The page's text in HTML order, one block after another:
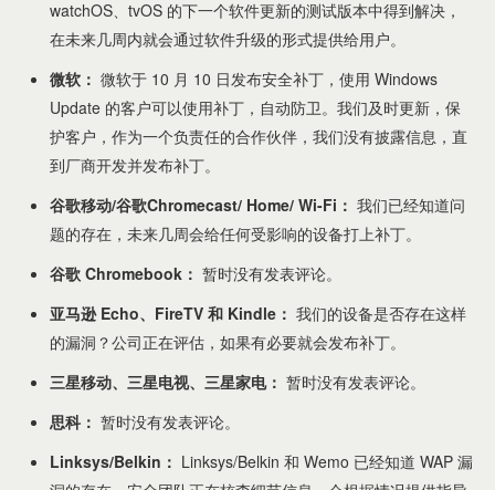
watchOS、tvOS 的下一个软件更新的测试版本中得到解决，
在未来几周内就会通过软件升级的形式提供给用户。
微软： 微软于 10 月 10 日发布安全补丁，使用 Windows
Update 的客户可以使用补丁，自动防卫。我们及时更新，保
护客户，作为一个负责任的合作伙伴，我们没有披露信息，直
到厂商开发并发布补丁。
谷歌移动/谷歌Chromecast/ Home/ Wi-Fi： 我们已经知道问
题的存在，未来几周会给任何受影响的设备打上补丁。
谷歌 Chromebook： 暂时没有发表评论。
亚马逊 Echo、FireTV 和 Kindle： 我们的设备是否存在这样
的漏洞？公司正在评估，如果有必要就会发布补丁。
三星移动、三星电视、三星家电： 暂时没有发表评论。
思科： 暂时没有发表评论。
Linksys/Belkin： Linksys/Belkin 和 Wemo 已经知道 WAP 漏